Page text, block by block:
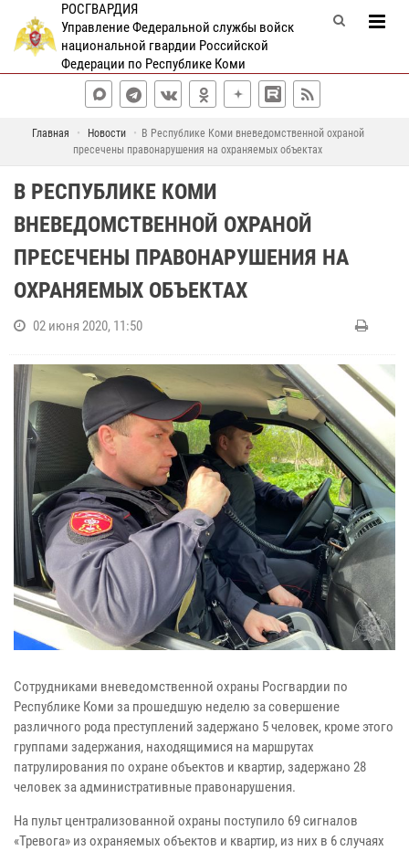
РОСГВАРДИЯ
Управление Федеральной службы войск
национальной гвардии Российской
Федерации по Республике Коми
Главная Новости
В Республике Коми вневедомственной охраной
пресечены правонарушения на охраняемых объектах
В РЕСПУБЛИКЕ КОМИ
ВНЕВЕДОМСТВЕННОЙ ОХРАНОЙ
ПРЕСЕЧЕНЫ ПРАВОНАРУШЕНИЯ НА
ОХРАНЯЕМЫХ ОБЪЕКТАХ
02 июня 2020, 11:50
Сотрудниками вневедомственной охраны Росгвардии по
Республике Коми за прошедшую неделю за совершение
различного рода преступлений задержано 5 человек, кроме этого
группами задержания, находящимися на маршрутах
патрулирования по охране объектов и квартир, задержано 28
человек за административные правонарушения.
На пульт централизованной охраны поступило 69 сигналов
«Тревога» из охраняемых объектов и квартир, из них в 6 случаях